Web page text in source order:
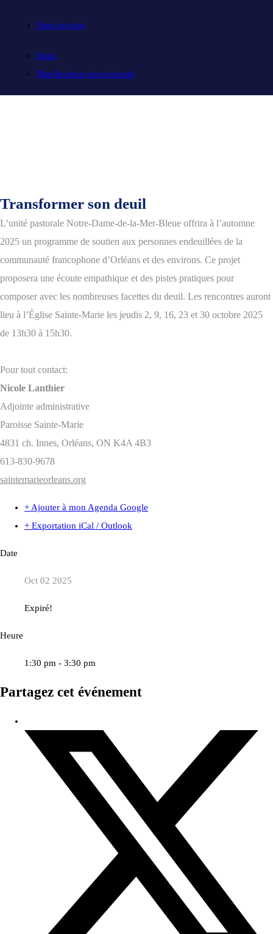
Faire un don
Dons
Planification successorale
Transformer son deuil
L’unité pastorale Notre-Dame-de-la-Mer-Bleue offrira à l’automne
2025 un programme de soutien aux personnes endeuillées de la
communauté francophone d’Orléans et des environs. Ce projet
proposera une écoute empathique et des pistes pratiques pour
composer avec les nombreuses facettes du deuil. Les rencontres auront
lieu à l’Église Sainte-Marie les jeudis 2, 9, 16, 23 et 30 octobre 2025
de 13h30 à 15h30.
Pour tout contact:
Nicole Lanthier
Adjointe administrative
Paroisse Sainte-Marie
4831 ch. Innes, Orléans, ON K4A 4B3
613-830-9678
saintemarieorleans.org
+ Ajouter à mon Agenda Google
+ Exportation iCal / Outlook
Date
Oct 02 2025
Expiré!
Heure
1:30 pm - 3:30 pm
Partagez cet événement